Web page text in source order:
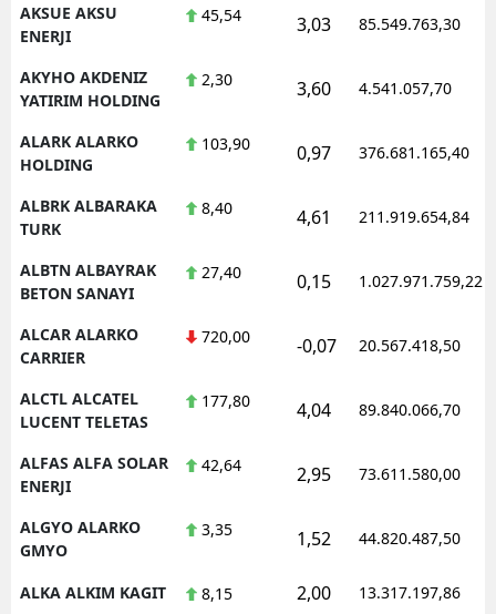
AKSUE AKSU
ENERJI
45,54 3,03 85.549.763,30
AKYHO AKDENIZ
YATIRIM HOLDING
2,30 3,60 4.541.057,70
ALARK ALARKO
HOLDING
103,90 0,97 376.681.165,40
ALBRK ALBARAKA
TURK
8,40 4,61 211.919.654,84
ALBTN ALBAYRAK
BETON SANAYI
27,40 0,15 1.027.971.759,22
ALCAR ALARKO
CARRIER
720,00 -0,07 20.567.418,50
ALCTL ALCATEL
LUCENT TELETAS
177,80 4,04 89.840.066,70
ALFAS ALFA SOLAR
ENERJI
42,64 2,95 73.611.580,00
ALGYO ALARKO
GMYO
3,35 1,52 44.820.487,50
ALKA ALKIM KAGIT 8,15 2,00 13.317.197,86